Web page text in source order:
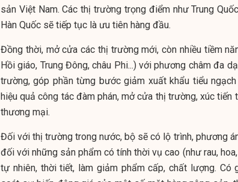
sản Việt Nam. Các thị trường trọng điểm như Trung
Hàn Quốc sẽ tiếp tục là ưu tiên hàng đầu.
Đồng thời, mở cửa các thị trường mới, còn nhiều tiềm
Hồi giáo, Trung Đông, châu Phi...) với phương châm đa
trường, góp phần từng bước giảm xuất khẩu tiểu
hiệu quả công tác đàm phán, mở cửa thị trường, xúc
thương mại.
Đối với thị trường trong nước, bộ sẽ có lộ trình, phương
đối với những sản phẩm có tính thời vụ cao (như rau,
tự nhiên, thời tiết, làm giảm phẩm cấp, chất lượng. Có